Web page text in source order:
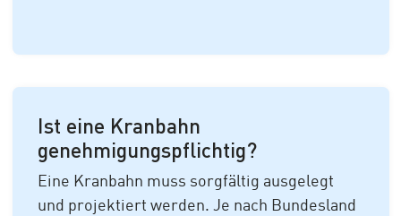
Ist eine Kranbahn
genehmigungspflichtig?
Eine Kranbahn muss sorgfältig ausgelegt
und projektiert werden. Je nach Bundesland